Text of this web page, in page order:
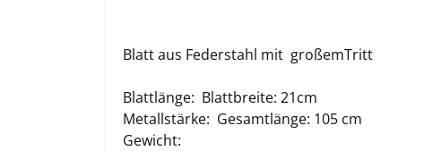
Blatt aus Federstahl mit großemTritt
Blattlänge: Blattbreite: 21cm
Metallstärke: Gesamtlänge: 105 cm
Gewicht: